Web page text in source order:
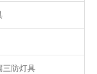
三防灯具